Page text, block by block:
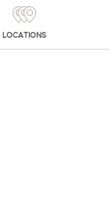
LOCATIONS